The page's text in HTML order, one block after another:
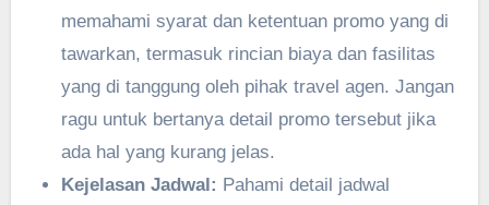
memahami syarat dan ketentuan promo yang di
tawarkan, termasuk rincian biaya dan fasilitas
yang di tanggung oleh pihak travel agen. Jangan
ragu untuk bertanya detail promo tersebut jika
ada hal yang kurang jelas.
Kejelasan Jadwal: Pahami detail jadwal